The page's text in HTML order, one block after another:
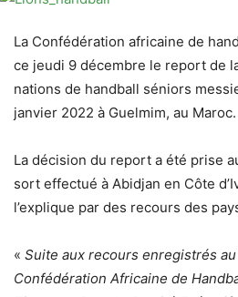
La Confédération africaine de
ce jeudi 9 décembre le report de
nations de handball séniors
janvier 2022 à Guelmim, au Maroc.
La décision du report a été prise
sort effectué à Abidjan en Côte
l’explique par des recours des
« Suite aux recours enregistrés
Confédération Africaine de